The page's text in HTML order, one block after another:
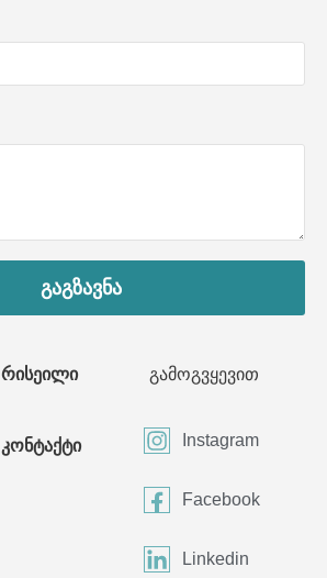
რისეილი
კონტაქტი
გამოგვყევით
Instagram
Facebook
Linkedin
გაგზავნა